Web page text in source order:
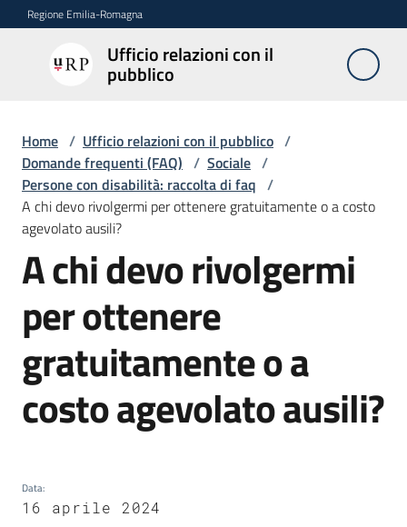
Vai al contenuto
Vai alla navigazione
Vai al footer
Regione Emilia-Romagna
Ufficio relazioni con il
pubblico
Ufficio
relazioni
pubblico
Novità
Servizi
dell'Urp
Accesso
e
trasparenza
Domande
frequenti
Home / Ufficio relazioni con il pubblico /
Domande frequenti (FAQ) / Sociale /
Persone con disabilità: raccolta di faq /
A chi devo rivolgermi per ottenere gratuitamente o a costo
agevolato ausili?
Salta al contenuto
A chi devo rivolgermi
per ottenere
gratuitamente o a
costo agevolato ausili?
Data:
16 aprile 2024